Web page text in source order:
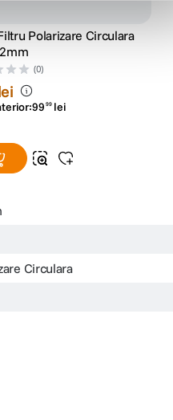
Polarizare Circulara
(0)
99 99 lei
Circulara